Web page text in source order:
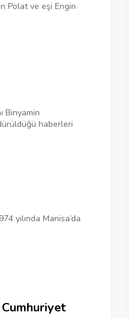
Polat ve eşi Engin
Binyamin
haberleri
yılında Manisa’da
Cumhuriyet